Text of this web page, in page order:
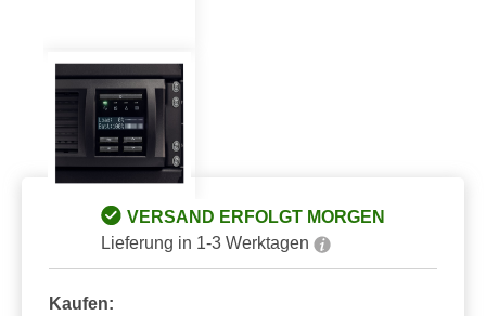
VERSAND ERFOLGT MORGEN
Lieferung in 1-3 Werktagen
Kaufen: